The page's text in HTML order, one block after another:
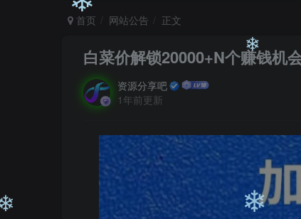
首页 网站公告 正文
白菜价解锁20000+N个赚钱机
资源分享吧
1年前更新
❄
❄
❄
❄